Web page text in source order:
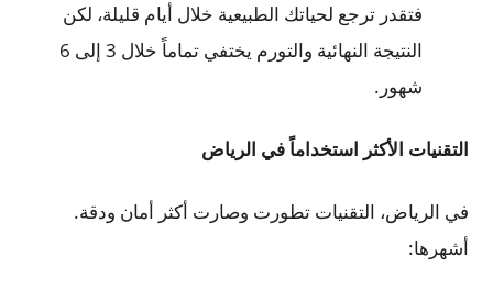
فتقدر ترجع لحياتك الطبيعية خلال أيام قليلة، لكن
النتيجة النهائية والتورم يختفي تماماً خلال 3 إلى 6
شهور.
التقنيات الأكثر استخداماً في الرياض
في الرياض، التقنيات تطورت وصارت أكثر أمان ودقة.
أشهرها: